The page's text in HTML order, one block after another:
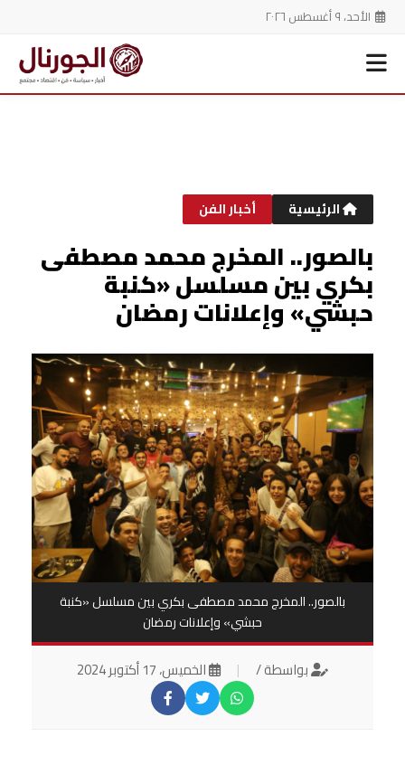
الأحد، ٩ أغسطس ٢٠٢٦
الرئيسية أخبار الفن
بالصور.. المخرج محمد مصطفى
بكري بين مسلسل «كنبة
حبشي» وإعلانات رمضان
بالصور.. المخرج محمد مصطفى بكري بين مسلسل «كنبة
حبشي» وإعلانات رمضان
بواسطة / | الخميس، 17 أكتوبر 2024